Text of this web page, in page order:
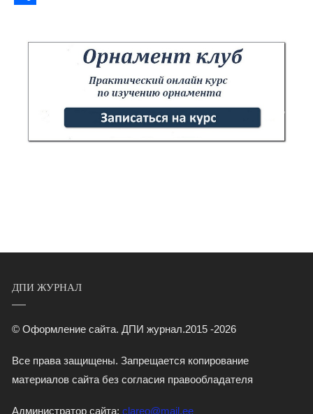
ДПИ ЖУРНАЛ
© Оформление сайта. ДПИ журнал.2015 -2026
Все права защищены. Запрещается копирование
материалов сайта без согласия правообладателя
Администратор сайта: clareo@mail.ee